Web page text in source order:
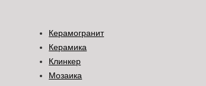
Керамогранит
Керамика
Клинкер
Мозаика